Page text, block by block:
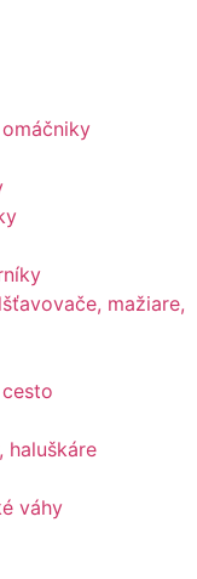
mažiare,
haluškáre
váhy